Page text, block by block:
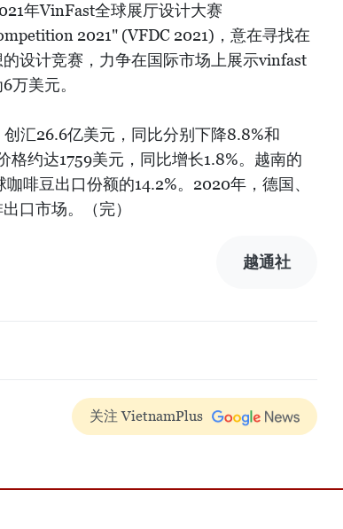
年VinFast全球展厅设计大赛
2021" (VFDC 2021)，意在寻找在
设计竞赛，力争在国际市场上展示vinfast
万美元。
汇26.6亿美元，同比分别下降8.8%和
约达1759美元，同比增长1.8%。越南的
啡豆出口份额的14.2%。2020年，德国、
口市场。（完）
越通社
关注 VietnamPlus